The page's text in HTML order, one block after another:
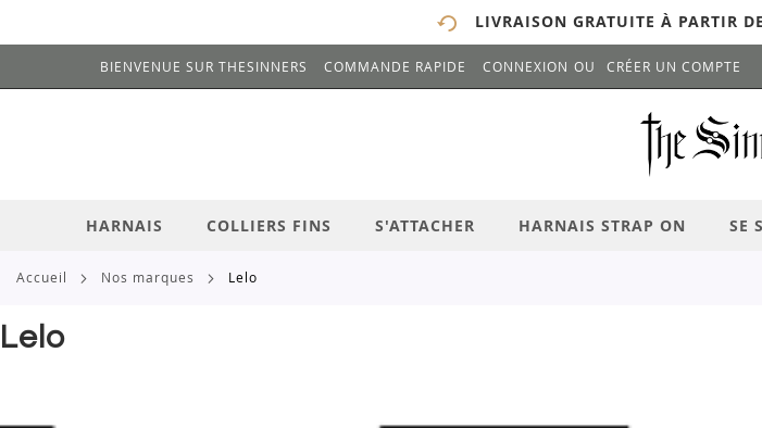
LIVRAISON GRATUITE À PARTIR
ALLEZ
BIENVENUE SUR THESINNERS COMMANDE RAPIDE CONNEXION CRÉER UN COMPTE
# ENTREZ AU MOINS 3 CARACTÈRES POUR LANCER LA RECHERCHE # APPUYEZ
HARNAIS COLLIERS FINS S'ATTACHER HARNAIS STRAP ON SE
accueil nos marques lelo
Lelo